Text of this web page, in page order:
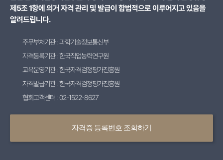
제5조 1항에 의거 자격 관리 및 발급이 합법적으로 이루어지고 있음을
알려드립니다.
주무부처기관 : 과학기술정보통신부
자격등록기관 : 한국직업능력연구원
교육운영기관 : 한국자격검정평가진흥원
자격발급기관 : 한국자격검정평가진흥원
협회고객센터 : 02-1522-8627
자격증 등록번호 조회하기